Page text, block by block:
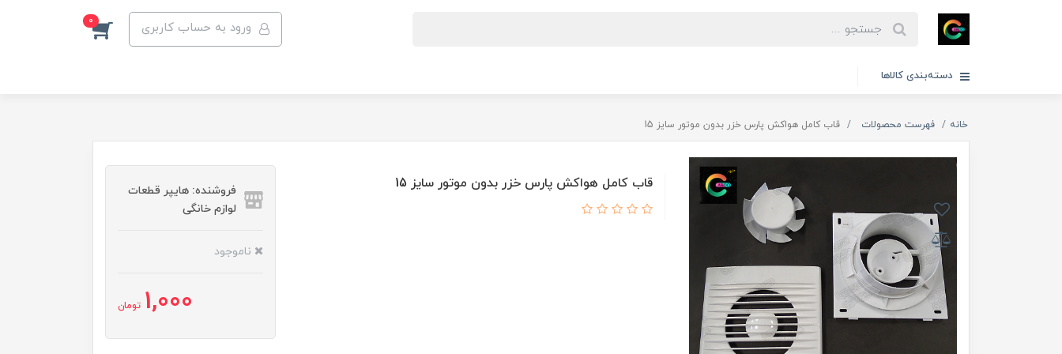
ورود به حساب کاربری 0
دسته‌بندی کالاها
خانه فهرست محصولات قاب کامل هواکش پارس خزر بدون موتور سایز 15
قاب کامل هواکش پارس خزر بدون موتور سایز 15
فروشنده: هایپر قطعات
لوازم خانگی
ناموجود
1,000 تومان